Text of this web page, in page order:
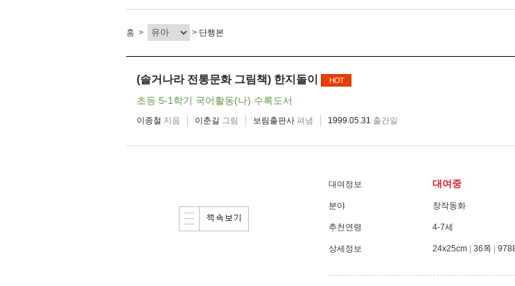
홈 > > 단행본
(솔거나라 전통문화 그림책) 한지돌이 HOT
초등 5-1학기 국어활동(나) 수록도서
이종철 지음 이춘길 그림 보림출판사 펴냄 1999.05.31 출간일
대여정보 대여중
분야 창작동화
추천연령 4-7세
상세정보 24x25cm 36쪽